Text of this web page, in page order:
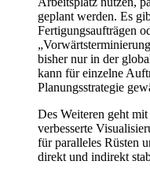
geplant werden. Es
Fertigungsaufträgen
bisher nur in der
kann für einzelne
Planungsstrategie
Des Weiteren geht
verbesserte
für paralleles Rüsten
direkt und indirekt